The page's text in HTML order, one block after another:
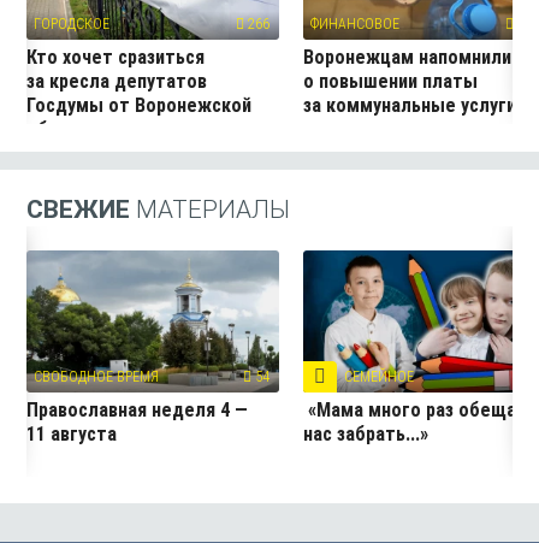
ГОРОДСКОЕ 266
Кто хочет сразиться
за кресла депутатов
Госдумы от Воронежской
области
ФИНАНСОВОЕ
Воронежцам напомнили
о повышении платы
за коммунальные услуги
СВЕЖИЕ МАТЕРИАЛЫ
СВОБОДНОЕ ВРЕМЯ 54
Православная неделя 4 —
11 августа
СЕМЕЙНОЕ
«Мама много раз обещала
нас забрать...»